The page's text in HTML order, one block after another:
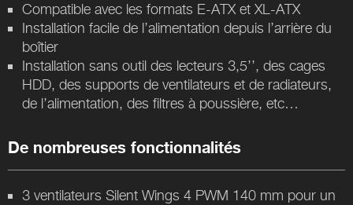
Compatible avec les formats E-ATX et XL-ATX
Installation facile de l’alimentation depuis l’arrière du
boîtier
Installation sans outil des lecteurs 3,5’’, des cages
HDD, des supports de ventilateurs et de radiateurs,
de l’alimentation, des filtres à poussière, etc…
De nombreuses fonctionnalités
3 ventilateurs Silent Wings 4 PWM 140 mm pour un